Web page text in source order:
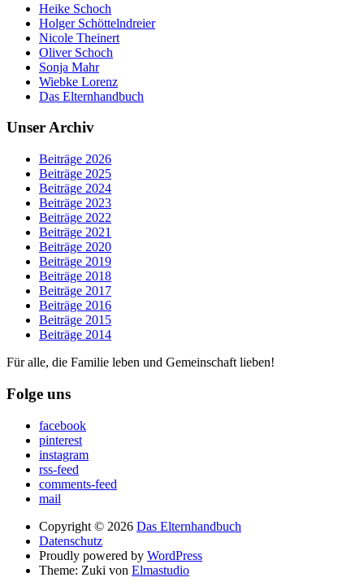
Heike Schoch
Holger Schöttelndreier
Nicole Theinert
Oliver Schoch
Sonja Mahr
Wiebke Lorenz
Das Elternhandbuch
Unser Archiv
Beiträge 2026
Beiträge 2025
Beiträge 2024
Beiträge 2023
Beiträge 2022
Beiträge 2021
Beiträge 2020
Beiträge 2019
Beiträge 2018
Beiträge 2017
Beiträge 2016
Beiträge 2015
Beiträge 2014
Für alle, die Familie leben und Gemeinschaft lieben!
Folge uns
facebook
pinterest
instagram
rss-feed
comments-feed
mail
Copyright © 2026 Das Elternhandbuch
Datenschutz
Proudly powered by WordPress
Theme: Zuki von Elmastudio